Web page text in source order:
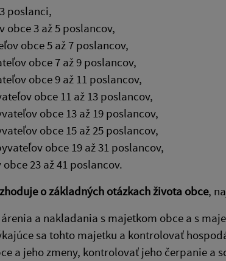
poslanci,
obce 3 až 5 poslancov,
obce 5 až 7 poslancov,
obce 7 až 9 poslancov,
obce 9 až 11 poslancov,
obce 11 až 13 poslancov,
obce 13 až 19 poslancov,
obce 15 až 25 poslancov,
obce 19 až 31 poslancov,
23 až 41 poslancov.
o základných otázkach života obce,
a nakladania s majetkom obce a s
sa tohto majetku a kontrolovať
a jeho zmeny, kontrolovať jeho čerpanie a